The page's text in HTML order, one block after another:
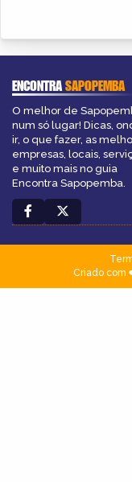
ENCONTRASAPOPEMBA
O melhor de
num só lugar! Dicas,
ir, o que fazer, as
empresas, locais,
e muito mais no guia
Encontra Sapopemba.
Criado com